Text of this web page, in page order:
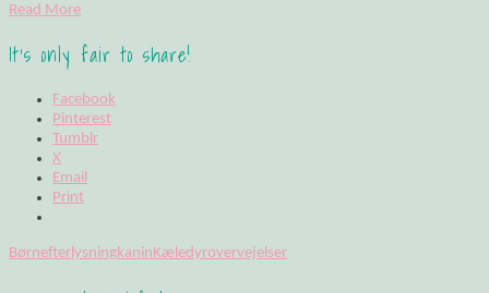
Read More
It's only fair to share!
Facebook
Pinterest
Tumblr
X
Email
Print
BørnefterlysningkaninKæledyrovervejelser